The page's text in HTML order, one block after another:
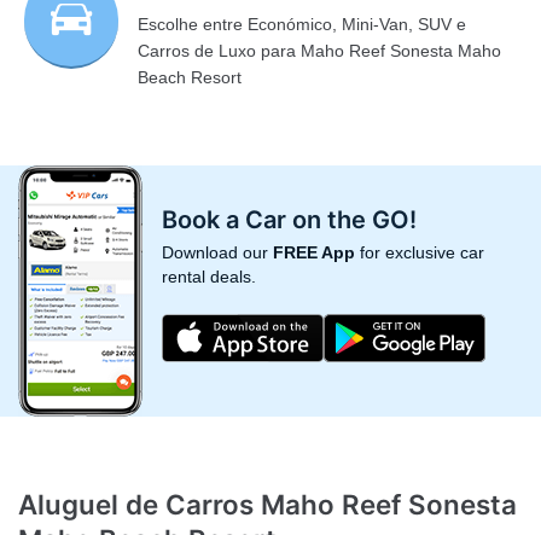
Escolhe entre Económico, Mini-Van, SUV e
Carros de Luxo para Maho Reef Sonesta Maho
Beach Resort
Book a Car on the GO!
Download our FREE App for exclusive car
rental deals.
Aluguel de Carros Maho Reef Sonesta